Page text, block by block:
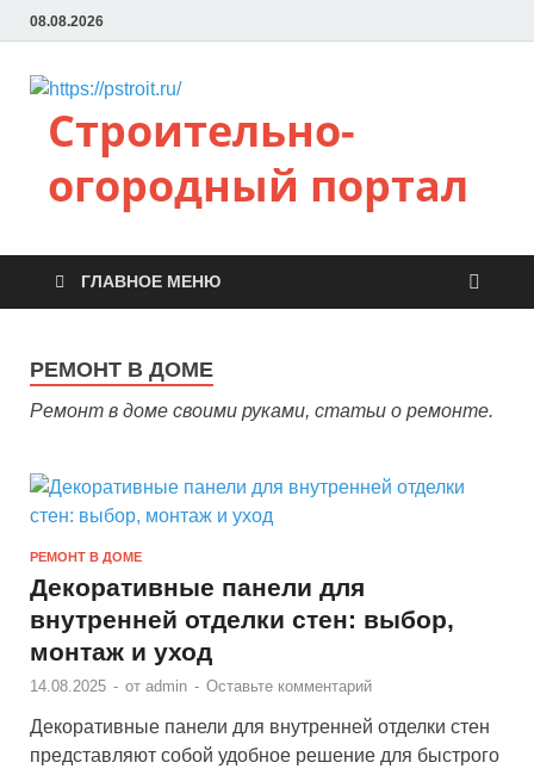
08.08.2026
Строительно-
огородный портал
ГЛАВНОЕ МЕНЮ
РЕМОНТ В ДОМЕ
Ремонт в доме своими руками, статьи о ремонте.
РЕМОНТ В ДОМЕ
Декоративные панели для
внутренней отделки стен: выбор,
монтаж и уход
14.08.2025 - от admin - Оставьте комментарий
Декоративные панели для внутренней отделки стен
представляют собой удобное решение для быстрого